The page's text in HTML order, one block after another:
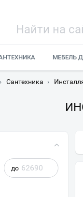
МЕБЕЛЬ
› Сантехника ›
до